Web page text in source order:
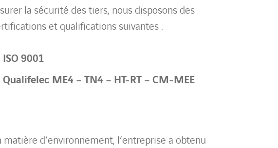
la sécurité des tiers, nous disposons des
et qualifications suivantes :
ISO 9001
Qualifelec ME4 – TN4 – HT-RT – CM-MEE
matière d’environnement, l’entreprise a obtenu